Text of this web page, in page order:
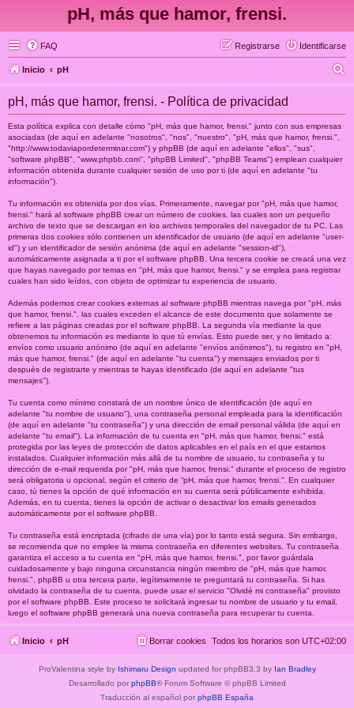
pH, más que hamor, frensi.
FAQ Identificarse
Registrarse
Inicio pH
pH, más que hamor, frensi. - Política de privacidad
Esta política explica con detalle cómo "pH, más que hamor, frensi." junto con sus empresas
asociadas (de aquí en adelante "nosotros", "nos", "nuestro", "pH, más que hamor, frensi.",
"http://www.todaviapordeterminar.com") y phpBB (de aquí en adelante "ellos", "sus",
"software phpBB", "www.phpbb.com", "phpBB Limited", "phpBB Teams") emplean cualquier
información obtenida durante cualquier sesión de uso por ti (de aquí en adelante "tu
información").
Tu información es obtenida por dos vías. Primeramente, navegar por "pH, más que hamor,
frensi." hará al software phpBB crear un número de cookies, las cuales son un pequeño
archivo de texto que se descargan en los archivos temporales del navegador de tu PC. Las
primeras dos cookies sólo contienen un identificador de usuario (de aquí en adelante "user-
id") y un identificador de sesión anónima (de aquí en adelante "session-id"),
automáticamente asignada a ti por el software phpBB. Una tercera cookie se creará una vez
que hayas navegado por temas en "pH, más que hamor, frensi." y se emplea para registrar
cuales han sido leídos, con objeto de optimizar tu experiencia de usuario.
Además podemos crear cookies externas al software phpBB mientras navega por "pH, más
que hamor, frensi.", las cuales exceden el alcance de este documento que solamente se
refiere a las páginas creadas por el software phpBB. La segunda vía mediante la que
obtenemos tu información es mediante lo que tú envías. Esto puede ser, y no limitado a:
envíos como usuario anónimo (de aquí en adelante "envíos anónimos"), tu registro en "pH,
más que hamor, frensi." (de aquí en adelante "tu cuenta") y mensajes enviados por ti
después de registrarte y mientras te hayas identificado (de aquí en adelante "tus
mensajes").
Tu cuenta como mínimo constará de un nombre único de identificación (de aquí en
adelante "tu nombre de usuario"), una contraseña personal empleada para la identificación
(de aquí en adelante "tu contraseña") y una dirección de email personal válida (de aquí en
adelante "tu email"). La información de tu cuenta en "pH, más que hamor, frensi." está
protegida por las leyes de protección de datos aplicables en el país en el que estamos
instalados. Cualquier información más allá de tu nombre de usuario, tu contraseña y tu
dirección de e-mail requerida por "pH, más que hamor, frensi." durante el proceso de registro
será obligatoria u opcional, según el criterio de “pH, más que hamor, frensi.”. En cualquier
caso, tú tienes la opción de qué información en su cuenta será públicamente exhibida.
Además, en tu cuenta, tienes la opción de activar o desactivar los emails generados
automáticamente por el software phpBB.
Tu contraseña está encriptada (cifrado de una vía) por lo tanto está segura. Sin embargo,
se recomienda que no emplee la misma contraseña en diferentes websites. Tu contraseña
garantiza el acceso a tu cuenta en "pH, más que hamor, frensi.", por favor guárdala
cuidadosamente y bajo ninguna circunstancia ningún miembro de "pH, más que hamor,
frensi.", phpBB u otra tercera parte, legítimamente te preguntará tu contraseña. Si has
olvidado la contraseña de tu cuenta, puede usar el servicio "Olvidé mi contraseña" provisto
por el software phpBB. Este proceso te solicitará ingresar tu nombre de usuario y tu email,
luego el software phpBB generará una nueva contraseña para recuperar tu cuenta.
Inicio pH Todos los horarios son UTC+02:00
Borrar cookies
ProValentina style by Ishimaru Design updated for phpBB3.3 by Ian Bradley
Desarrollado por phpBB® Forum Software © phpBB Limited
Traducción al español por phpBB España